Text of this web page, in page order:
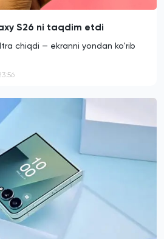
S26 ni taqdim etdi
chiqdi — ekranni yondan ko'rib